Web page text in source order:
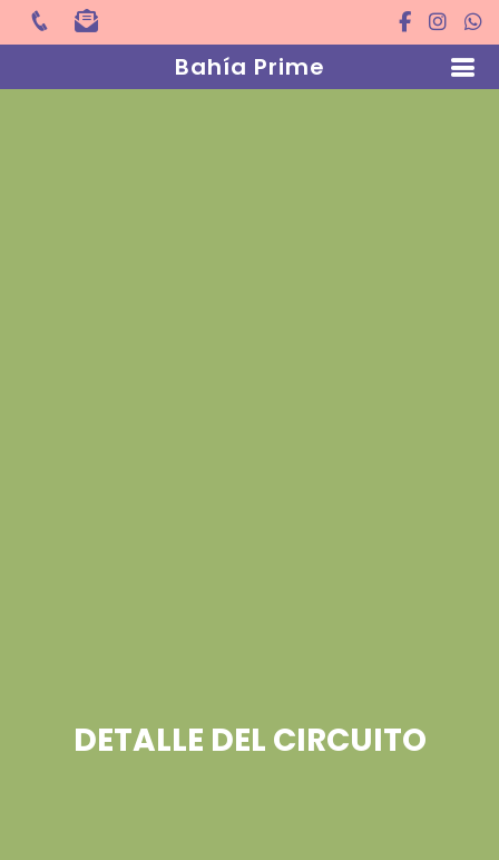
Bahía Prime
DETALLE DEL CIRCUITO